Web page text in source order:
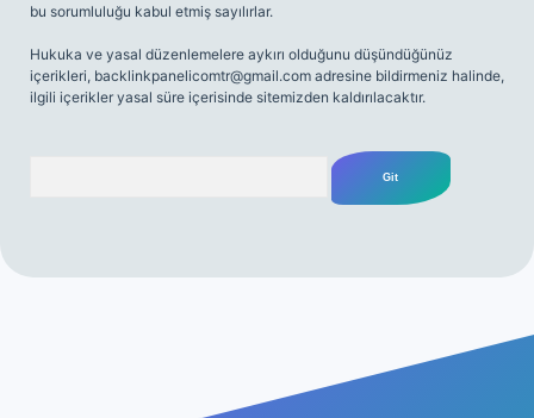
bu sorumluluğu kabul etmiş sayılırlar.
Hukuka ve yasal düzenlemelere aykırı olduğunu düşündüğünüz
içerikleri, backlinkpanelicomtr@gmail.com adresine bildirmeniz halinde,
ilgili içerikler yasal süre içerisinde sitemizden kaldırılacaktır.